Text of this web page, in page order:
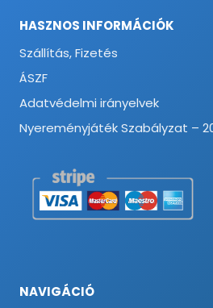
HASZNOS INFORMÁCIÓK
Szállítás, Fizetés
ÁSZF
Adatvédelmi irányelvek
Nyereményjáték Szabályzat –
NAVIGÁCIÓ